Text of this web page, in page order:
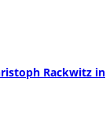
Rackwitz in